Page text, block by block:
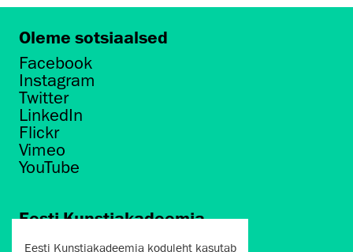
Oleme sotsiaalsed
Facebook
Instagram
Twitter
LinkedIn
Flickr
Vimeo
YouTube
Eesti Kunstiakadeemia
Põhja puiestee 7
Eesti Kunstiakadeemia koduleht kasutab